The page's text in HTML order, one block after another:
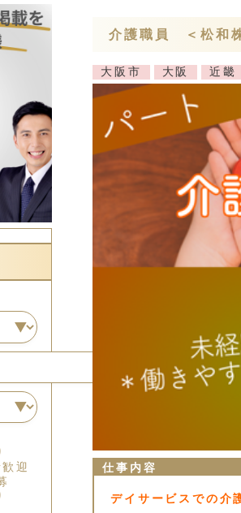
迎
介護職員 ＜松和
大阪市 大阪 近畿
仕事内容
デイサービスでの介